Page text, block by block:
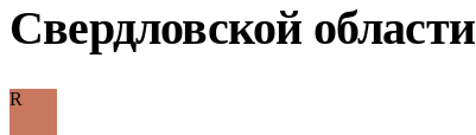
Свердловской области
R